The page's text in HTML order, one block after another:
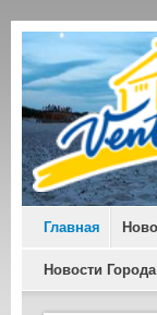
Главная
Новости Города